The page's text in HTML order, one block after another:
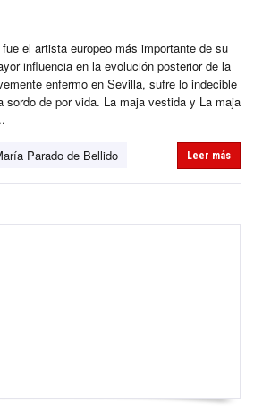
el artista europeo más importante de su
influencia en la evolución posterior de la
enfermo en Sevilla, sufre lo indecible
sordo de por vida. La maja vestida y La maja
Parado de Bellido Leer más